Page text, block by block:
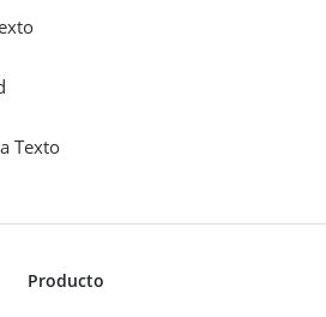
Texto
Producto